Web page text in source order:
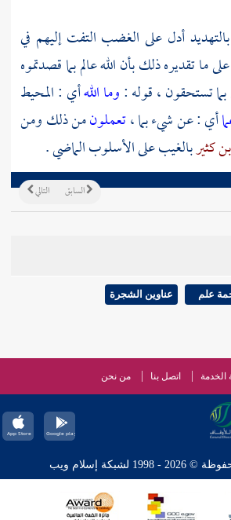
أدل على الغضب التفت إليهم في
ما تقديره ذلك بأن الله عالم بما قصدتموه
تستحقون ، قوله :وما اللهأي : المحيط
أي : عن شيء بما ،تعملونمن ذلك ومن
كثيربالغيب على الأسلوب الماضي .
التالي السابق
علم عناوين الشجرة
الخدمة اتصل بنا من نحن
لشبكة إسلام ويب